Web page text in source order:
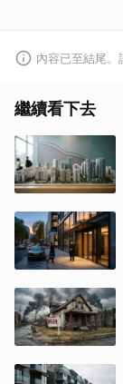
內容已至結尾。
繼續看下去